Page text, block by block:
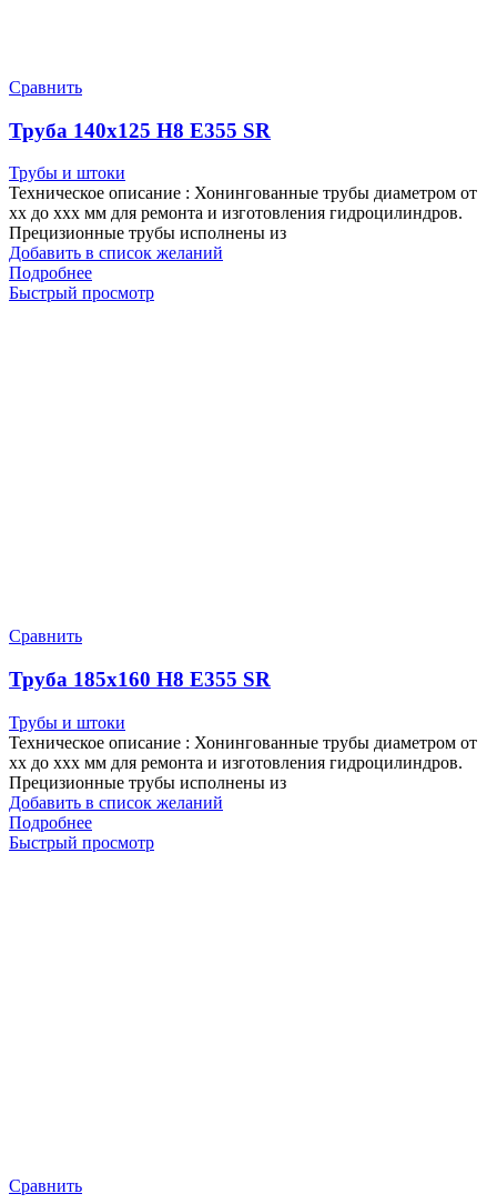
Сравнить
Труба 140х125 Н8 Е355 SR
Трубы и штоки
Техническое описание : Хонингованные трубы диаметром от
хх до ххх мм для ремонта и изготовления гидроцилиндров.
Прецизионные трубы исполнены из
Добавить в список желаний
Подробнее
Быстрый просмотр
Сравнить
Труба 185х160 H8 Е355 SR
Трубы и штоки
Техническое описание : Хонингованные трубы диаметром от
хх до ххх мм для ремонта и изготовления гидроцилиндров.
Прецизионные трубы исполнены из
Добавить в список желаний
Подробнее
Быстрый просмотр
Сравнить